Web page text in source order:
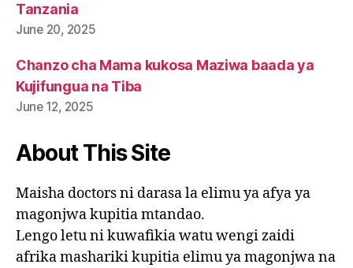
Tanzania
June 20, 2025
Chanzo cha Mama kukosa Maziwa baada ya
Kujifungua na Tiba
June 12, 2025
About This Site
Maisha doctors ni darasa la elimu ya afya ya
magonjwa kupitia mtandao.
Lengo letu ni kuwafikia watu wengi zaidi
afrika mashariki kupitia elimu ya magonjwa na